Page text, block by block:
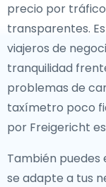
precio por
transparentes.
viajeros de
tranquilidad
problemas de
taxímetro poco
por Freigericht
También puedes
se adapte a tus